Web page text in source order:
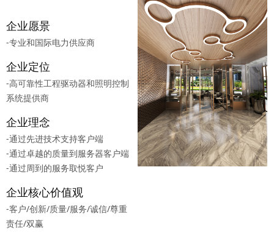
企业愿景
-专业和国际电力供应商
企业定位
-高可靠性工程驱动器和照明控制
系统提供商
企业理念
-通过先进技术支持客户端
-通过卓越的质量到服务器客户端
-通过周到的服务取悦客户
企业核心价值观
-客户/创新/质量/服务/诚信/尊重
责任/双赢